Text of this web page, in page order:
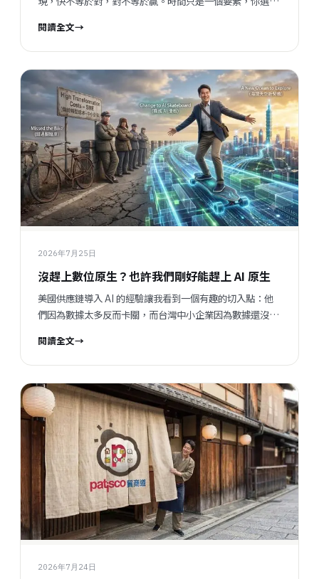
果的關鍵。
閱讀全文→
2026年7月25日
沒趕上數位原生？也許我們剛好能趕上 AI 原生
美國供應鏈導入 AI 的經驗讓我看到一個有趣的切入點：他
們因為數據太多反而卡關，而台灣中小企業因為數據還沒建
不是安慰自己，是真的有機會彎道超車。
閱讀全文→
2026年7月24日